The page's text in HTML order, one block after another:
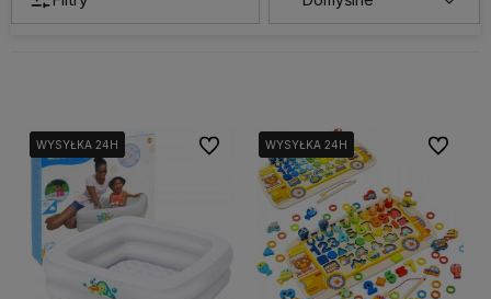
WYSYŁKA 24H
WYSYŁKA 24H
WYSYŁKA 24H Do ulubionychWYSYŁKA 24H
WYSYŁKA 24H Do